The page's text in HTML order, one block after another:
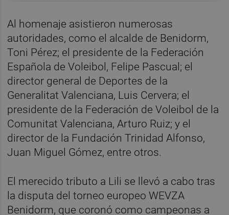
Al homenaje asistieron numerosas
autoridades, como el alcalde de Benidorm,
Toni Pérez; el presidente de la Federación
Española de Voleibol, Felipe Pascual; el
director general de Deportes de la
Generalitat Valenciana, Luis Cervera; el
presidente de la Federación de Voleibol de la
Comunitat Valenciana, Arturo Ruiz; y el
director de la Fundación Trinidad Alfonso,
Juan Miguel Gómez, entre otros.
El merecido tributo a Lili se llevó a cabo tras
la disputa del torneo europeo WEVZA
Benidorm, que coronó como campeonas a